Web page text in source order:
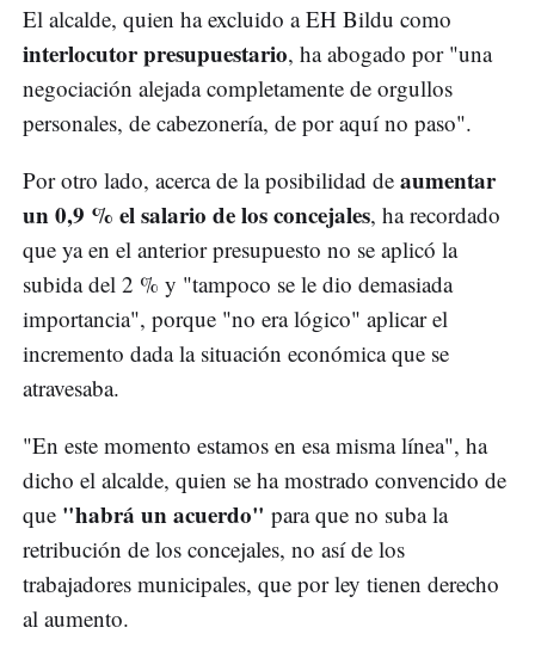
El alcalde, quien ha excluido a EH Bildu como
interlocutor presupuestario, ha abogado por "una
negociación alejada completamente de orgullos
personales, de cabezonería, de por aquí no paso".
Por otro lado, acerca de la posibilidad de aumentar
un 0,9 % el salario de los concejales, ha recordado
que ya en el anterior presupuesto no se aplicó la
subida del 2 % y "tampoco se le dio demasiada
importancia", porque "no era lógico" aplicar el
incremento dada la situación económica que se
atravesaba.
"En este momento estamos en esa misma línea", ha
dicho el alcalde, quien se ha mostrado convencido de
que "habrá un acuerdo" para que no suba la
retribución de los concejales, no así de los
trabajadores municipales, que por ley tienen derecho
al aumento.